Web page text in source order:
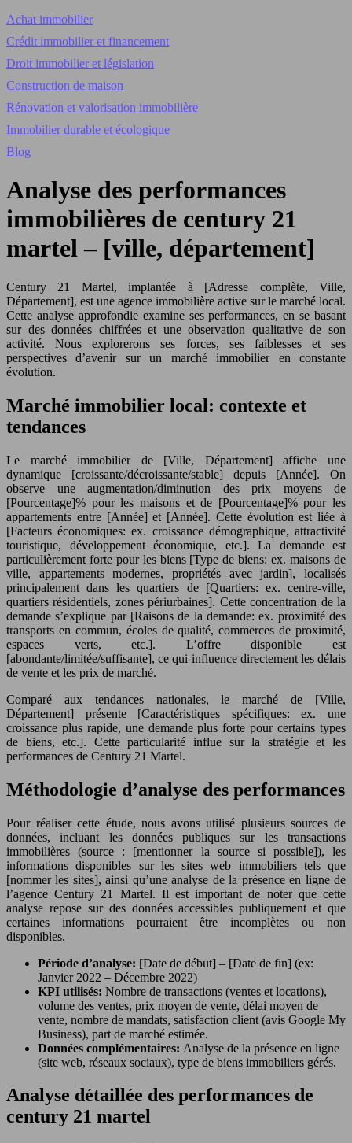
Achat immobilier
Crédit immobilier et financement
Droit immobilier et législation
Construction de maison
Rénovation et valorisation immobilière
Immobilier durable et écologique
Blog
Analyse des performances
immobilières de century 21
martel – [ville, département]
Century 21 Martel, implantée à [Adresse complète, Ville,
Département], est une agence immobilière active sur le marché local.
Cette analyse approfondie examine ses performances, en se basant
sur des données chiffrées et une observation qualitative de son
activité. Nous explorerons ses forces, ses faiblesses et ses
perspectives d’avenir sur un marché immobilier en constante
évolution.
Marché immobilier local: contexte et
tendances
Le marché immobilier de [Ville, Département] affiche une
dynamique [croissante/décroissante/stable] depuis [Année]. On
observe une augmentation/diminution des prix moyens de
[Pourcentage]% pour les maisons et de [Pourcentage]% pour les
appartements entre [Année] et [Année]. Cette évolution est liée à
[Facteurs économiques: ex. croissance démographique, attractivité
touristique, développement économique, etc.]. La demande est
particulièrement forte pour les biens [Type de biens: ex. maisons de
ville, appartements modernes, propriétés avec jardin], localisés
principalement dans les quartiers de [Quartiers: ex. centre-ville,
quartiers résidentiels, zones périurbaines]. Cette concentration de la
demande s’explique par [Raisons de la demande: ex. proximité des
transports en commun, écoles de qualité, commerces de proximité,
espaces verts, etc.]. L’offre disponible est
[abondante/limitée/suffisante], ce qui influence directement les délais
de vente et les prix de marché.
Comparé aux tendances nationales, le marché de [Ville,
Département] présente [Caractéristiques spécifiques: ex. une
croissance plus rapide, une demande plus forte pour certains types
de biens, etc.]. Cette particularité influe sur la stratégie et les
performances de Century 21 Martel.
Méthodologie d’analyse des performances
Pour réaliser cette étude, nous avons utilisé plusieurs sources de
données, incluant les données publiques sur les transactions
immobilières (source : [mentionner la source si possible]), les
informations disponibles sur les sites web immobiliers tels que
[nommer les sites], ainsi qu’une analyse de la présence en ligne de
l’agence Century 21 Martel. Il est important de noter que cette
analyse repose sur des données accessibles publiquement et que
certaines informations pourraient être incomplètes ou non
disponibles.
Période d’analyse: [Date de début] – [Date de fin] (ex:
Janvier 2022 – Décembre 2022)
KPI utilisés: Nombre de transactions (ventes et locations),
volume des ventes, prix moyen de vente, délai moyen de
vente, nombre de mandats, satisfaction client (avis Google My
Business), part de marché estimée.
Données complémentaires: Analyse de la présence en ligne
(site web, réseaux sociaux), type de biens immobiliers gérés.
Analyse détaillée des performances de
century 21 martel